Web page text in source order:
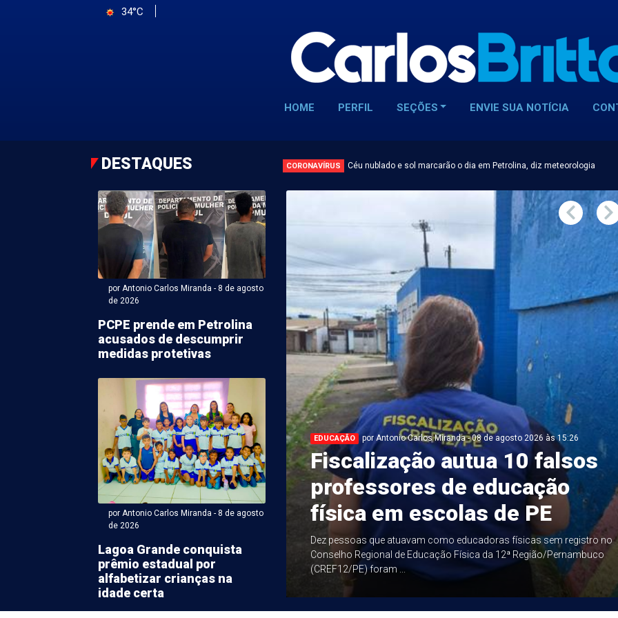
34°C
HOME PERFIL SEÇÕES ENVIE SUA NOTÍCIA
DESTAQUES CORONAVÍRUS Céu nublado e sol marcarão o dia em Petrolina, diz meteorologia
por Antonio Carlos Miranda - 8 de agosto
de 2026
PCPE prende em Petrolina
acusados de descumprir
medidas protetivas
por Antonio Carlos Miranda - 8 de agosto
de 2026
Lagoa Grande conquista
prêmio estadual por
alfabetizar crianças na
idade certa
Carlos Miranda - 08 de agosto 2026 às 10:40
sertanejos deixam
João Campos e
no PSD de Raquel
lideranças políticas do Sertão pernambucano: os
EDUCAÇÃO por Antonio Carlos Miranda - 08 de agosto 2026 às 15:26
Fiscalização autua 10 falsos
professores de educação
física em escolas de PE
Dez pessoas que atuavam como educadoras físicas sem registro no
Conselho Regional de Educação Física da 12ª Região/Pernambuco
(CREF12/PE) foram ...